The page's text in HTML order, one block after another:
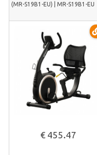
(MR-S19B1-EU) | MR-S19B1-EU
€ 455.47